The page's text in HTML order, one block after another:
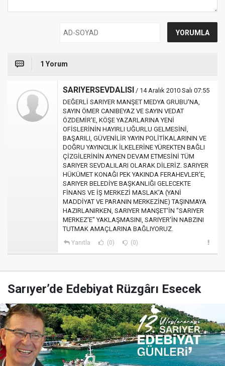
1 Yorum
SARIYERSEVDALISI / 14 Aralık 2010 Salı 07:55
DEĞERLİ SARIYER MANŞET MEDYA GRUBU'NA,
SAYIN ÖMER CANIBEYAZ VE SAYIN VEDAT
ÖZDEMİR'E, KÖŞE YAZARLARINA YENİ
OFİSLERİNİN HAYIRLI UĞURLU GELMESİNİ,
BAŞARILI, GÜVENİLİR YAYIN POLİTİKALARININ VE
DOĞRU YAYINCILIK İLKELERİNE YÜREKTEN BAĞLI
ÇİZGİLERİNİN AYNEN DEVAM ETMESİNİ TÜM
SARIYER SEVDALILARI OLARAK DİLERİZ. SARIYER
HÜKÜMET KONAĞI PEK YAKINDA FERAHEVLER'E,
SARIYER BELEDİYE BAŞKANLIĞI GELECEKTE
FİNANS VE İŞ MERKEZİ MASLAK'A (YANİ
MADDİYAT VE PARANIN MERKEZİNE) TAŞINMAYA
HAZIRLANIRKEN, SARIYER MANŞET'İN "SARIYER
MERKEZ'E" YAKLAŞMASINI, SARIYER'İN NABZINI
TUTMAK AMAÇLARINA BAĞLIYORUZ.
Yanıtla (0) (0)
Sarıyer’de Edebiyat Rüzgârı Esecek